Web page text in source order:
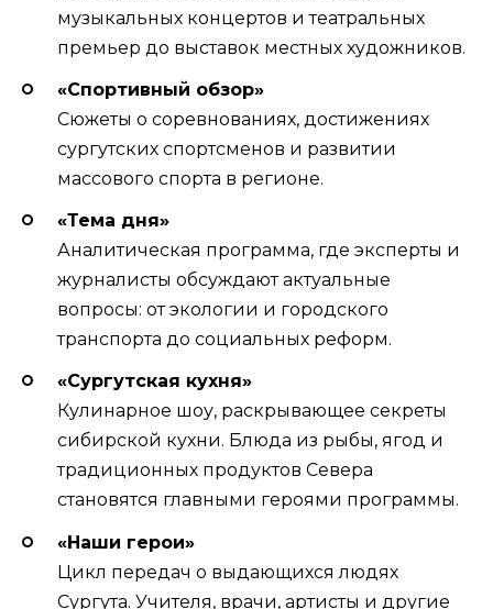
музыкальных концертов и театральных
премьер до выставок местных художников.
«Спортивный обзор»
Сюжеты о соревнованиях, достижениях
сургутских спортсменов и развитии
массового спорта в регионе.
«Тема дня»
Аналитическая программа, где эксперты и
журналисты обсуждают актуальные
вопросы: от экологии и городского
транспорта до социальных реформ.
«Сургутская кухня»
Кулинарное шоу, раскрывающее секреты
сибирской кухни. Блюда из рыбы, ягод и
традиционных продуктов Севера
становятся главными героями программы.
«Наши герои»
Цикл передач о выдающихся людях
Сургута. Учителя, врачи, артисты и другие